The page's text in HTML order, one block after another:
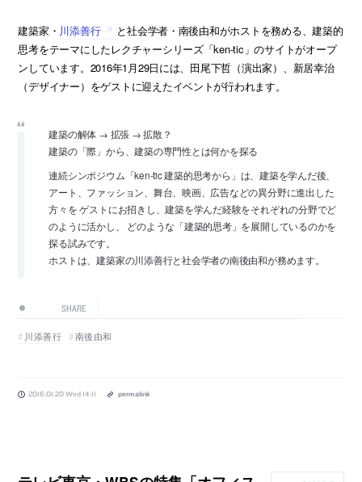
建築家・ 川添善行
と社会学者・南後由和がホストを務める、建築的
思考をテーマにしたレクチャーシリーズ「ken-tic」のサイトがオープ
ンしています。2016年1月29日には、田尾下哲（演出家）、新居幸治
（デザイナー）をゲストに迎えたイベントが行われます。
建築の解体 → 拡張 → 拡散？
建築の「際」から、建築の専門性とは何かを探る
連続シンポジウム「ken-tic 建築的思考から」は、建築を学んだ後、
アート、ファッション、舞台、映画、広告などの異分野に進出した
方々を ゲストにお招きし、建築を学んだ経験をそれぞれの分野でど
のように活かし、 どのような「建築的思考」を展開しているのかを
探る試みです。
ホストは、建築家の川添善行と社会学者の南後由和が務めます。
SHARE
川添善行 南後由和
2016.01.20 Wed 14:11 permalink